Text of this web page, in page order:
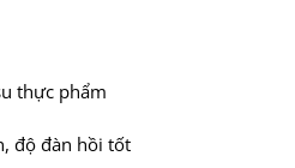
thực phẩm
độ đàn hồi tốt